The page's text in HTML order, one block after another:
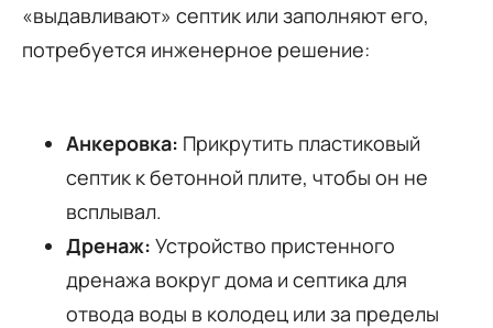
«выдавливают» септик или заполняют его,
потребуется инженерное решение:
Анкеровка: Прикрутить пластиковый
септик к бетонной плите, чтобы он не
всплывал.
Дренаж: Устройство пристенного
дренажа вокруг дома и септика для
отвода воды в колодец или за пределы